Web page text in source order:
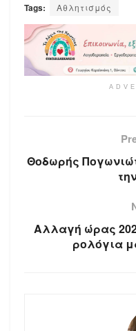
Tags: Αθλητισμός
Θοδωρής
Αλλαγή ώρας
ρολόγια